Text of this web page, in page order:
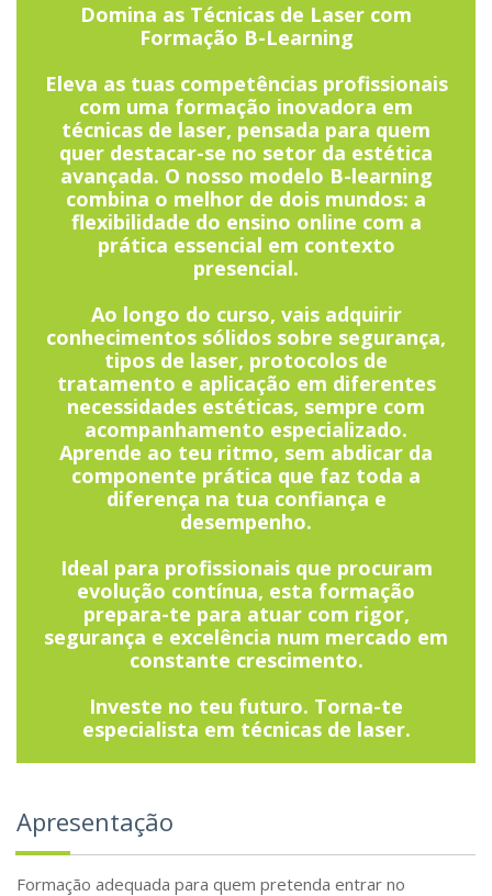
Domina as Técnicas de Laser com
Formação B-Learning
Eleva as tuas competências profissionais
com uma formação inovadora em
técnicas de laser, pensada para quem
quer destacar-se no setor da estética
avançada. O nosso modelo B-learning
combina o melhor de dois mundos: a
flexibilidade do ensino online com a
prática essencial em contexto
presencial.
Ao longo do curso, vais adquirir
conhecimentos sólidos sobre segurança,
tipos de laser, protocolos de
tratamento e aplicação em diferentes
necessidades estéticas, sempre com
acompanhamento especializado.
Aprende ao teu ritmo, sem abdicar da
componente prática que faz toda a
diferença na tua confiança e
desempenho.
Ideal para profissionais que procuram
evolução contínua, esta formação
prepara-te para atuar com rigor,
segurança e excelência num mercado em
constante crescimento.
Investe no teu futuro. Torna-te
especialista em técnicas de laser.
Apresentação
Formação adequada para quem pretenda entrar no